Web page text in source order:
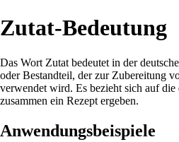
Zutat-Bedeutung
Das Wort Zutat bedeutet in der
oder Bestandteil, der zur Zubereitung
verwendet wird. Es bezieht sich auf
zusammen ein Rezept ergeben.
Anwendungsbeispiele